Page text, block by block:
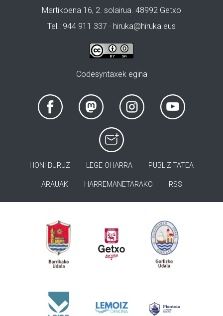
Martikoena 16, 2. solairua. 48992 Getxo
Tel.: 944 911 337 · hiruka@hiruka.eus
Codesyntaxek egina
HONI BURUZ LEGE OHARRA PUBLIZITATEA
ARAUAK HARREMANETARAKO RSS